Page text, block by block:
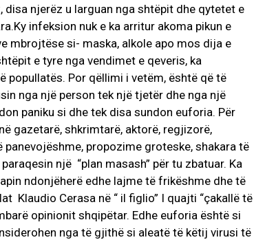
njerëz u larguan nga shtëpit dhe qytetet e
infeksion nuk e ka arritur akoma pikun e
mbrojtëse si- maska, alkole apo mos dija e
e tyre nga vendimet e qeveris, ka
popullatës. Por qëllimi i vetëm, është që të
nga një person tek një tjetër dhe nga një
paniku si dhe tek disa sundon euforia. Për
gazetarë, shkrimtarë, aktorë, regjizorë,
propozime groteske, shakara të
një “plan masash” për tu zbatuar. Ka
ndonjëherë edhe lajme të frikëshme dhe të
Klaudio Cerasa në “ il figlio” I quajti “çakallë të
opinionit shqipëtar. Edhe euforia është si
nga të gjithë si aleatë të këtij virusi të